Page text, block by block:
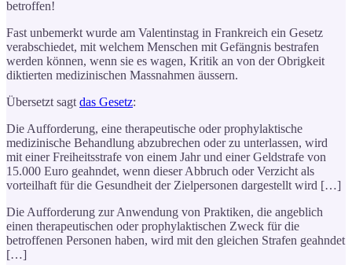
betroffen!
Fast unbemerkt wurde am Valentinstag in Frankreich ein Gesetz
verabschiedet, mit welchem Menschen mit Gefängnis bestrafen
werden können, wenn sie es wagen, Kritik an von der Obrigkeit
diktierten medizinischen Massnahmen äussern.
Übersetzt sagt das Gesetz:
Die Aufforderung, eine therapeutische oder prophylaktische
medizinische Behandlung abzubrechen oder zu unterlassen, wird
mit einer Freiheitsstrafe von einem Jahr und einer Geldstrafe von
15.000 Euro geahndet, wenn dieser Abbruch oder Verzicht als
vorteilhaft für die Gesundheit der Zielpersonen dargestellt wird […]
Die Aufforderung zur Anwendung von Praktiken, die angeblich
einen therapeutischen oder prophylaktischen Zweck für die
betroffenen Personen haben, wird mit den gleichen Strafen geahndet
[…]